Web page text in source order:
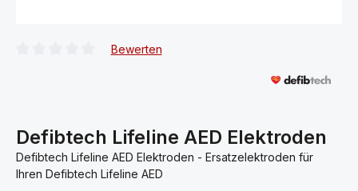
Bewerten
Defibtech Lifeline AED Elektroden
Defibtech Lifeline AED Elektroden - Ersatzelektroden für
Ihren Defibtech Lifeline AED